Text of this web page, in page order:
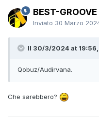
BEST-GROOVE
Inviato 30 Marzo
Il 30/3/2024 at
Qobuz/Audirvana.
Che sarebbero?